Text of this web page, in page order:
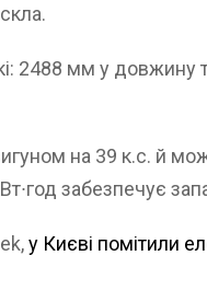
2488 мм у
на 39 к.с. й
забезпечує
у Києві помітили